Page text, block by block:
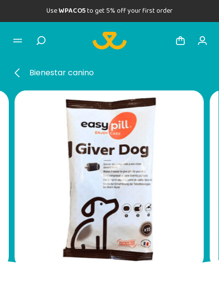
UseWPACO5to get 5% off your first order
Bienestar canino